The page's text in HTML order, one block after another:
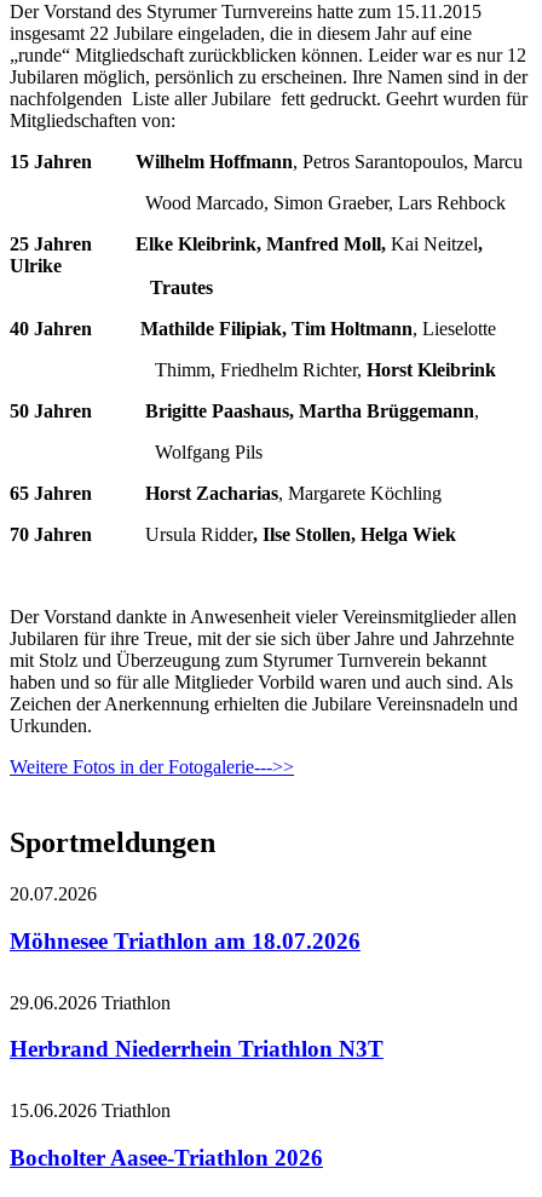
Der Vorstand des Styrumer Turnvereins hatte zum 15.11.2015
insgesamt 22 Jubilare eingeladen, die in diesem Jahr auf eine
„runde“ Mitgliedschaft zurückblicken können. Leider war es nur 12
Jubilaren möglich, persönlich zu erscheinen. Ihre Namen sind in der
nachfolgenden Liste aller Jubilare fett gedruckt. Geehrt wurden für
Mitgliedschaften von:
15 Jahren Wilhelm Hoffmann, Petros Sarantopoulos, Marcu
Wood Marcado, Simon Graeber, Lars Rehbock
25 Jahren
Elke Kleibrink, Manfred Moll, Kai Neitzel,
Ulrike
Trautes
40 Jahren
Mathilde Filipiak, Tim Holtmann, Lieselotte
Thimm, Friedhelm Richter, Horst Kleibrink
50 Jahren Brigitte Paashaus, Martha Brüggemann,
Wolfgang Pils
65 Jahren Horst Zacharias, Margarete Köchling
70 Jahren Ursula Ridder, Ilse Stollen, Helga Wiek
Der Vorstand dankte in Anwesenheit vieler Vereinsmitglieder allen
Jubilaren für ihre Treue, mit der sie sich über Jahre und Jahrzehnte
mit Stolz und Überzeugung zum Styrumer Turnverein bekannt
haben und so für alle Mitglieder Vorbild waren und auch sind. Als
Zeichen der Anerkennung erhielten die Jubilare Vereinsnadeln und
Urkunden.
Weitere Fotos in der Fotogalerie--->>
Sportmeldungen
20.07.2026
Möhnesee Triathlon am 18.07.2026
29.06.2026 Triathlon
Herbrand Niederrhein Triathlon N3T
15.06.2026 Triathlon
Bocholter Aasee-Triathlon 2026